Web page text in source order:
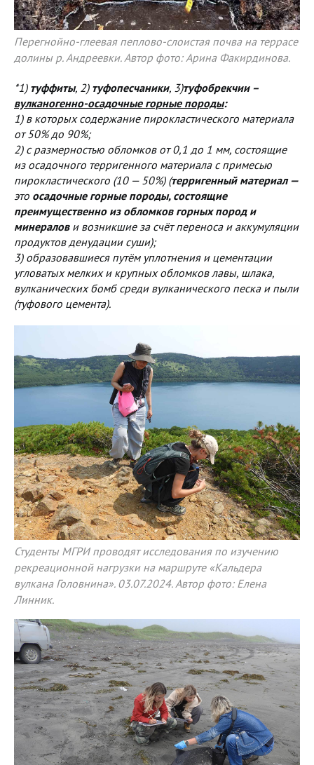
Перегнойно-глеевая пеплово-слоистая почва на террасе
долины р. Андреевки. Автор фото: Арина Факирдинова.
*1) туффиты, 2) туфопесчаники, 3)туфобрекчии –
вулканогенно-осадочные горные породы:
1) в которых содержание пирокластического материала
от 50% до 90%;
2) с размерностью обломков от 0,1 до 1 мм, состоящие
из осадочного терригенного материала с примесью
пирокластического (10 — 50%) (терригенный материал —
это осадочные горные породы, состоящие
преимущественно из обломков горных пород и
минералов и возникшие за счёт переноса и аккумуляции
продуктов денудации суши);
3) образовавшиеся путём уплотнения и цементации
угловатых мелких и крупных обломков лавы, шлака,
вулканических бомб среди вулканического песка и пыли
(туфового цемента).
Студенты МГРИ проводят исследования по изучению
рекреационной нагрузки на маршруте «Кальдера
вулкана Головнина». 03.07.2024. Автор фото: Елена
Линник.